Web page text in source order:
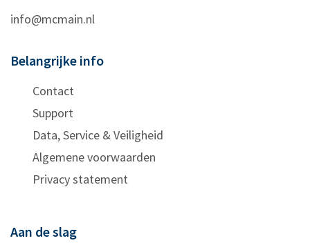
info@mcmain.nl
Belangrijke info
Contact
Support
Data, Service & Veiligheid
Algemene voorwaarden
Privacy statement
Aan de slag